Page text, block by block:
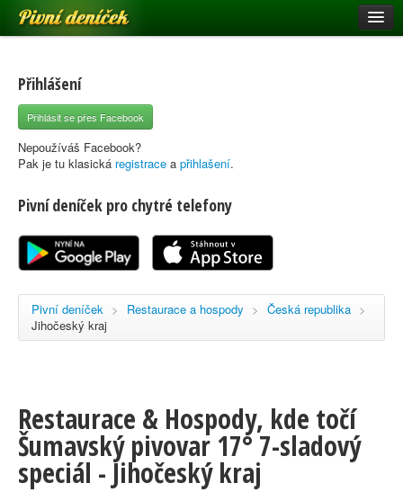
Pivní deníček
Pivní mapa
Pivní značky
Nápověda
Registrace
Přihlášení
Přihlásit se přes Facebook
Nepoužíváš Facebook?
Pak je tu klasická registrace a přihlašení.
Pivní deníček pro chytré telefony
Pivní deníček > Restaurace a hospody > Česká republika >
Jihočeský kraj
Restaurace & Hospody, kde točí
Šumavský pivovar 17° 7-sladový
speciál - Jihočeský kraj